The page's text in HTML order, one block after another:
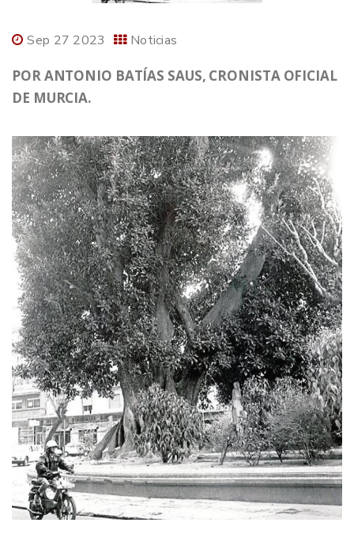
Sep 27 2023 Noticias
POR ANTONIO BATÍAS SAUS, CRONISTA OFICIAL
DE MURCIA.